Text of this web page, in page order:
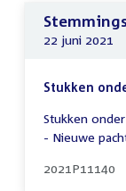
22 juni 2021
Stukken
Stukken
- Nieuwe
2021P11140